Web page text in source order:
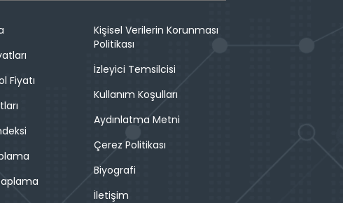
Fiyatı
Kişisel Verilerin Korunması
Politikası
İzleyici Temsilcisi
Kullanım Koşulları
Aydınlatma Metni
Çerez Politikası
Biyografi
İletişim